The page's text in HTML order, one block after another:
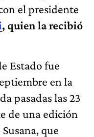
el presidente
, quien la recibió
Estado fue
en la
pasadas las 23
de una edición
que